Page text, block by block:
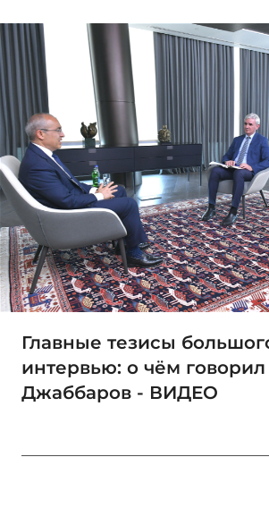
Главные тезисы
интервью: о чём
Джаббаров - ВИДЕО